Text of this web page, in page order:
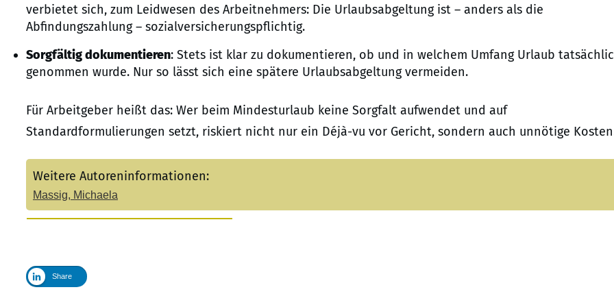
verbietet sich, zum Leidwesen des Arbeitnehmers: Die Urlaubsabgeltung ist – anders als die
Abfindungszahlung – sozialversicherungspflichtig.
Sorgfältig dokumentieren: Stets ist klar zu dokumentieren, ob und in welchem Umfang Urlaub
genommen wurde. Nur so lässt sich eine spätere Urlaubsabgeltung vermeiden.
Für Arbeitgeber heißt das: Wer beim Mindesturlaub keine Sorgfalt aufwendet und auf
Standardformulierungen setzt, riskiert nicht nur ein Déjà-vu vor Gericht, sondern auch unnötige
Weitere Autoreninformationen:
Massig, Michaela
Share